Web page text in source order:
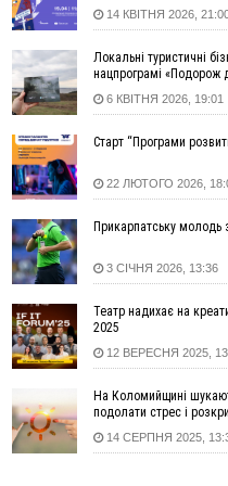
12:24
Лікування наркоманії
терапію якомога раніше
12:00
Франківця, який у
тисяч гривень у валюті,
чоловіків 18–60 років
11:20
Водійка, яку на
відмовилася від
10:45
У Франківську,
зафіксували рекордну
10:02
Змушував надсилати
09:22
АМКУ розпочав справу
через різні ставки
08:54
Синоптики
до кінця п'ятниці
08:45
Нафтогазову площу на
повторно виставили на
14 КВІТНЯ 2026,
Локальні туристичні
нацпрограмі «Подорож
6 КВІТНЯ 2026, 19:01
Старт “Програми
22 ЛЮТОГО 2026,
Прикарпатську молодь
3 СІЧНЯ 2026, 13:36
Театр надихає на
2025
12 ВЕРЕСНЯ 2025,
На Коломийщині
подолати стрес і
14 СЕРПНЯ 2025,